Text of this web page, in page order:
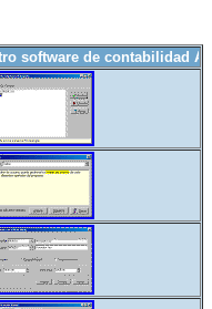
de contabilidad AniConta,